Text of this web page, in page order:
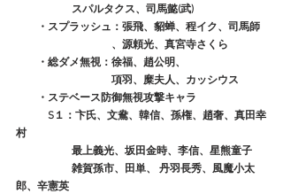
スパルタクス、司馬懿(武)
・スプラッシュ：張飛、貂蝉、程イク、司馬師
、源頼光、真宮寺さくら
・総ダメ無視：徐福、趙公明、
項羽、糜夫人、カッシウス
・ステベース防御無視攻撃キャラ
S１：卞氏、文鴦、韓信、孫権、趙奢、真田幸
村
最上義光、坂田金時、李信、星熊童子
雑賀孫市、田単、 丹羽長秀、風魔小太
郎、辛憲英